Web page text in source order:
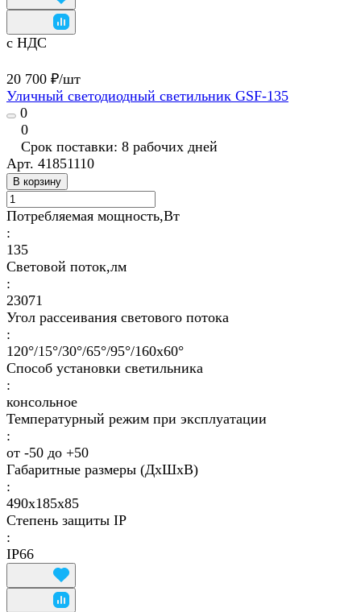
с НДС
20 700 ₽/шт
Уличный светодиодный светильник GSF-135
0
0
Срок поставки: 8 рабочих дней
Арт. 41851110
В корзину
Потребляемая мощность,Вт
:
135
Световой поток,лм
:
23071
Угол рассеивания светового потока
:
120°/15°/30°/65°/95°/160х60°
Способ установки светильника
:
консольное
Температурный режим при эксплуатации
:
от -50 до +50
Габаритные размеры (ДхШхВ)
:
490х185х85
Степень защиты IP
:
IP66